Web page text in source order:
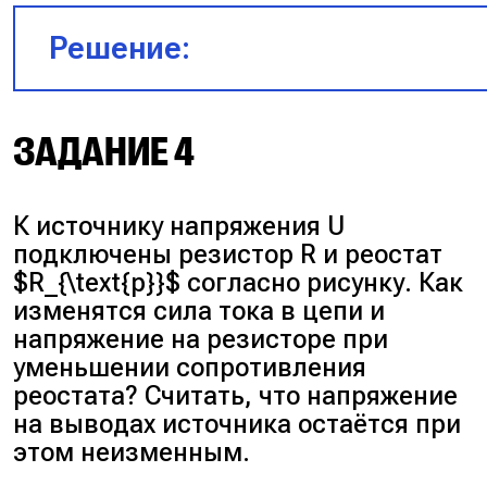
Ответ:1 Ом.
Решение:
Так как резисторы соединены
ЗАДАНИЕ 4
К источнику напряжения U
подключены резистор R и реостат
$R_{\text{p}}$ согласно рисунку. Как
изменятся сила тока в цепи и
напряжение на резисторе при
уменьшении сопротивления
реостата? Считать, что напряжение
на выводах источника остаётся при
этом неизменным.